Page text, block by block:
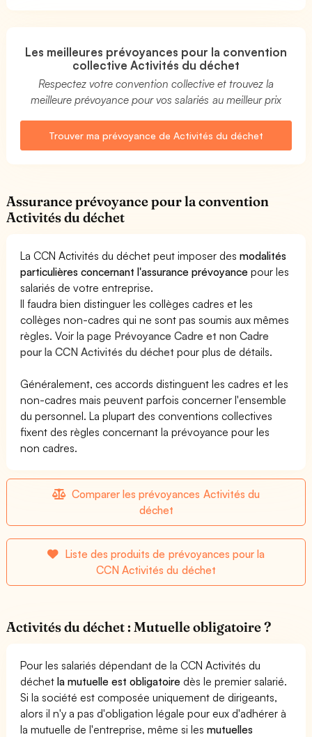
Les meilleures prévoyances pour la convention
collective Activités du déchet
Respectez votre convention collective et trouvez la
meilleure prévoyance pour vos salariés au meilleur prix
Trouver ma prévoyance de Activités du déchet
Assurance prévoyance pour la convention
Activités du déchet
La CCN Activités du déchet peut imposer desmodalités
particulières concernant l'assurance prévoyance pour les
salariés de votre entreprise.
Il faudra bien distinguer les collèges cadres et les
collèges non-cadres qui ne sont pas soumis aux mêmes
règles. Voir la page Prévoyance Cadre et non Cadre
pour la CCN Activités du déchet pour plus de détails.
Généralement, ces accords distinguent les cadres et les
non-cadres mais peuvent parfois concerner l'ensemble
du personnel. La plupart des conventions collectives
fixent des règles concernant la prévoyance pour les
non cadres.
Comparer les prévoyances Activités du
déchet
Liste des produits de prévoyances pour la
CCN Activités du déchet
Activités du déchet : Mutuelle obligatoire ?
Pour les salariés dépendant de la CCN Activités du
déchetla mutuelle est obligatoire dès le premier salarié.
Si la société est composée uniquement de dirigeants,
alors il n'y a pas d'obligation légale pour eux d'adhérer à
la mutuelle de l'entreprise, même si lesmutuelles